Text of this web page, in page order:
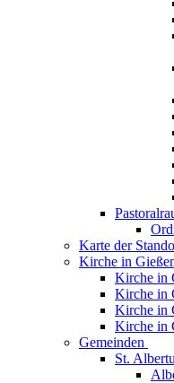
Karte der
Kirche in
Kirche in
Kirche in
Kirche in
Kirche in
Gemeinden
St.